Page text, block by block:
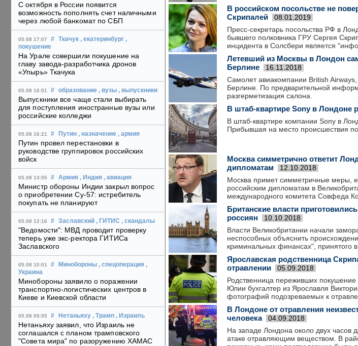
С октября в России появится
возможность пополнять счет наличными
через любой банкомат по СБП
05.08 17:07 # Ткачук , екатеринбург ,
покушение
На Урале совершили покушение на
главу завода-разработчика дронов
«Упырь» Ткачука
05.08 16:51 # образование , вузы , выпускники
Выпускники все чаще стали выбирать
для поступления иностранные вузы или
российские колледжи
05.08 16:21 # Путин , назначение , армия
Путин провел перестановки в
руководстве группировок российских
войск
05.08 13:55 # Армия , Индия , авиация
Министр обороны Индии закрыл вопрос
о приобретении Су-57: истребитель
покупать не планируют
05.08 12:16 # Заславский , ГИТИС , скандалы
"Ведомости": МВД проводит проверку
теперь уже экс-ректора ГИТИСа
Заславского
05.08 10:01 # Минобороны , спецоперация ,
Украина
Минобороны заявило о поражении
транспортно-логистических центров в
Киеве и Киевской области
05.08 09:55 # Нетаньяху , Трамп , Израиль
Нетаньяху заявил, что Израиль не
соглашался с планом трамповского
"Совета мира" по разоружению ХАМАС
В российском посольстве не
Скрипалей
08.01.2019
Пресс-секретарь посольства РФ в
бывшего полковника ГРУ Сергея
инцидента в Солсбери является
Летевший из Москвы в Лондон
Берлине
16.11.2018
Самолет авиакомпании British
Берлине. По предварительной
разгерметизация салона.
В штаб-квартире Sony в Лондоне
В штаб-квартире компании Sony в
Прибывшая на место происшествия
Москва симметрично ответит
дипломатам
12.10.2018
Москва примет симметричные меры,
российским дипломатам в
международного комитета Совфеда
Британские власти
россиян
10.10.2018
Власти Великобритании начали
неспособных объяснить
криминальных финансах", принятого в
Ярославская родственница
отравлении
05.09.2018
Родственница переживших
Юлии бухгалтер из Ярославля
фотографий подозреваемых к
В Лондоне от отравления
человека
04.09.2018
На западе Лондона около двух часов
атаке отравляющим веществом. В